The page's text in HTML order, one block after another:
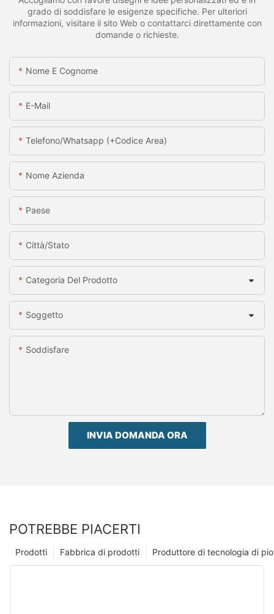
grado di soddisfare le esigenze specifiche. Per ulteriori
informazioni, visitare il sito Web o contattarci direttamente con
domande o richieste.
Nome E Cognome
E-Mail
Telefono/whatsapp (+codice Area)
Nome Azienda
Paese
Città/stato
Categoria Del Prodotto
Soggetto
Soddisfare
INVIA DOMANDA ORA
POTREBBE PIACERTI
Produttore di tecnologia di
Fabbrica di prodotti
Prodotti